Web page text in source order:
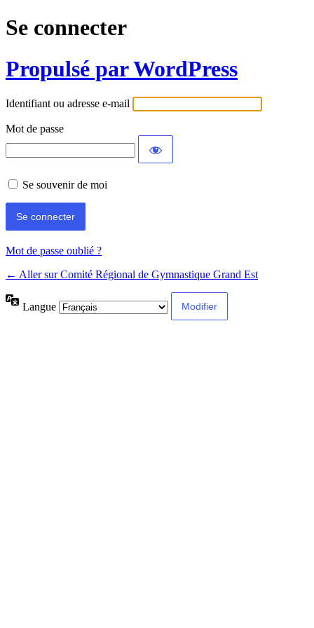
Se connecter
Propulsé par WordPress
Identifiant ou adresse e-mail
Mot de passe
Se souvenir de moi
Mot de passe oublié ?
← Aller sur Comité Régional de Gymnastique Grand Est
Langue